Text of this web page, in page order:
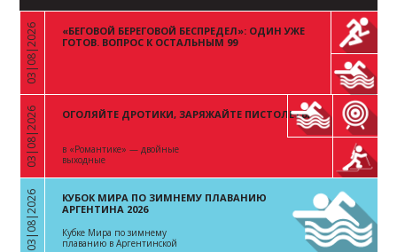
«
03|08|2026
«БЕГОВОЙ БЕРЕГОВОЙ БЕСПРЕДЕЛ»: ОДИН УЖЕ
ГОТОВ. ВОПРОС К ОСТАЛЬНЫМ 99
«
03|08|2026 ОГОЛЯЙТЕ ДРОТИКИ, ЗАРЯЖАЙТЕ ПИСТОЛЕТЫ
в «Романтике» — двойные
выходные
«
03|08|2026
КУБОК МИРА ПО ЗИМНЕМУ ПЛАВАНИЮ
АРГЕНТИНА 2026
Кубке Мира по зимнему
плаванию в Аргентинской